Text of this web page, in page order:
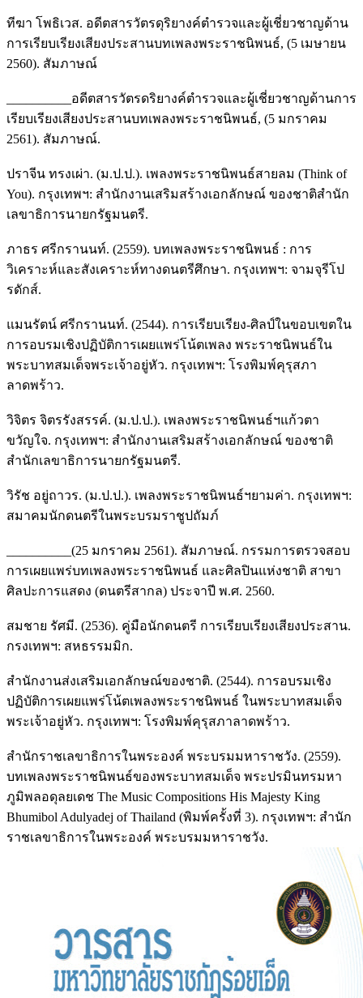
ทีฆา โพธิเวส. อดีตสารวัตรดุริยางค์ตำรวจและผู้เชี่ยวชาญด้าน
การเรียบเรียงเสียงประสานบทเพลงพระราชนิพนธ์, (5 เมษายน
2560). สัมภาษณ์
__________อดีตสารวัตรดริยางค์ตำรวจและผู้เชี่ยวชาญด้านการ
เรียบเรียงเสียงประสานบทเพลงพระราชนิพนธ์, (5 มกราคม
2561). สัมภาษณ์.
ปราจีน ทรงเผ่า. (ม.ป.ป.). เพลงพระราชนิพนธ์สายลม (Think of
You). กรุงเทพฯ: สำนักงานเสริมสร้างเอกลักษณ์ ของชาติสำนัก
เลขาธิการนายกรัฐมนตรี.
ภาธร ศรีกรานนท์. (2559). บทเพลงพระราชนิพนธ์ : การ
วิเคราะห์และสังเคราะห์ทางดนตรีศึกษา. กรุงเทพฯ: จามจุรีโป
รดักส์.
แมนรัตน์ ศรีกรานนท์. (2544). การเรียบเรียง-ศิลป์ในขอบเขตใน
การอบรมเชิงปฏิบัติการเผยแพร่โน้ตเพลง พระราชนิพนธ์ใน
พระบาทสมเด็จพระเจ้าอยู่หัว. กรุงเทพฯ: โรงพิมพ์คุรุสภา
ลาดพร้าว.
วิจิตร จิตรรังสรรค์. (ม.ป.ป.). เพลงพระราชนิพนธ์ฯแก้วตา
ขวัญใจ. กรุงเทพฯ: สำนักงานเสริมสร้างเอกลักษณ์ ของชาติ
สำนักเลขาธิการนายกรัฐมนตรี.
วิรัช อยู่ถาวร. (ม.ป.ป.). เพลงพระราชนิพนธ์ฯยามค่า. กรุงเทพฯ:
สมาคมนักดนตรีในพระบรมราชูปถัมภ์
__________(25 มกราคม 2561). สัมภาษณ์. กรรมการตรวจสอบ
การเผยแพร่บทเพลงพระราชนิพนธ์ และศิลปินแห่งชาติ สาขา
ศิลปะการแสดง (ดนตรีสากล) ประจาปี พ.ศ. 2560.
สมชาย รัศมี. (2536). คู่มือนักดนตรี การเรียบเรียงเสียงประสาน.
กรงเทพฯ: สหธรรมมิก.
สำนักงานส่งเสริมเอกลักษณ์ของชาติ. (2544). การอบรมเชิง
ปฏิบัติการเผยแพร่โน้ตเพลงพระราชนิพนธ์ ในพระบาทสมเด็จ
พระเจ้าอยู่หัว. กรุงเทพฯ: โรงพิมพ์คุรุสภาลาดพร้าว.
สำนักราชเลขาธิการในพระองค์ พระบรมมหาราชวัง. (2559).
บทเพลงพระราชนิพนธ์ของพระบาทสมเด็จ พระปรมินทรมหา
ภูมิพลอดุลยเดช The Music Compositions His Majesty King
Bhumibol Adulyadej of Thailand (พิมพ์ครั้งที่ 3). กรุงเทพฯ: สำนัก
ราชเลขาธิการในพระองค์ พระบรมมหาราชวัง.